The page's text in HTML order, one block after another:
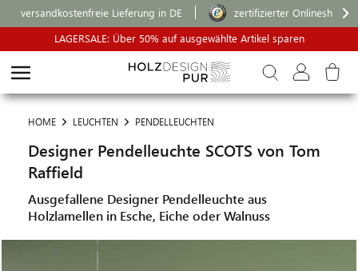
versandkostenfreie Lieferung in DE
zertifizierter Onlineshop
LAGERSALE: Über 50% auf ausgewählte Artikel sparen
HOME LEUCHTEN PENDELLEUCHTEN
Designer Pendelleuchte SCOTS von Tom
Raffield
Ausgefallene Designer Pendelleuchte aus
Holzlamellen in Esche, Eiche oder Walnuss